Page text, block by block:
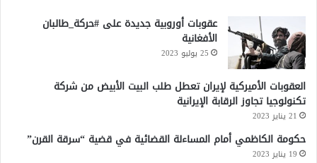
عقوبات أوروبية جديدة على #حركة_طالبان
الأفغانية
25 يوليو 2023
العقوبات الأميركية لإيران تعطل طلب البيت الأبيض من شركة
تكنولوجيا تجاوز الرقابة الإيرانية
21 يناير 2023
حكومة الكاظمي أمام المساءلة القضائية في قضية “سرقة القرن”
19 يناير 2023